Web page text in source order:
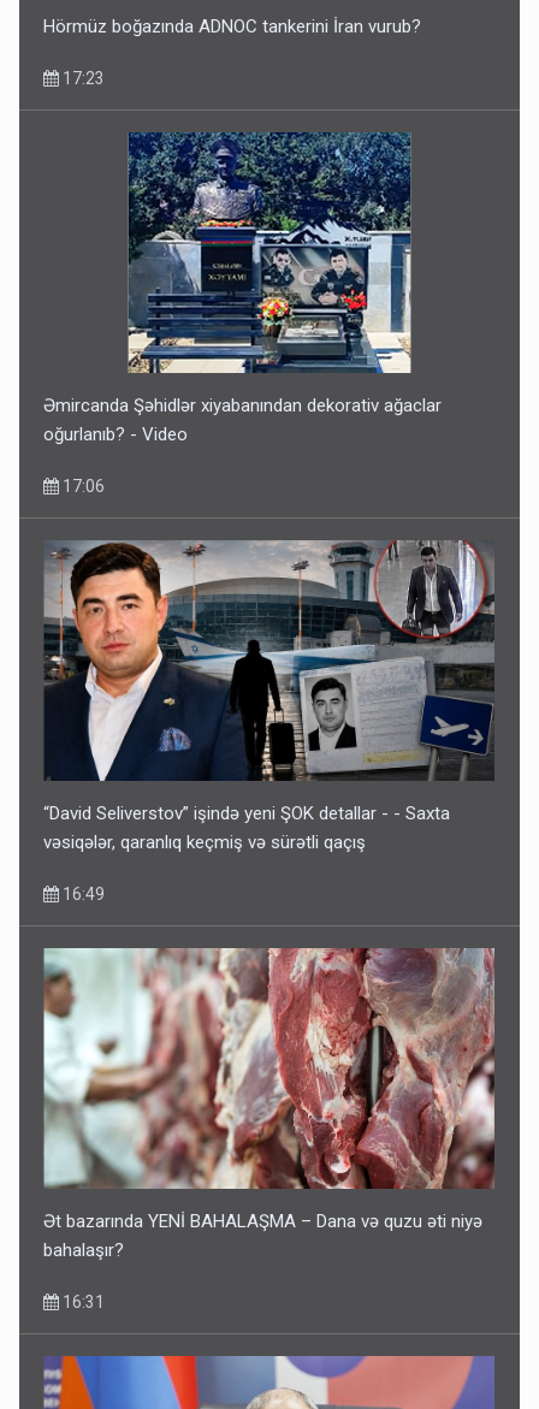
Hörmüz boğazında ADNOC tankerini İran vurub?
17:23
Əmircanda Şəhidlər xiyabanından dekorativ ağaclar
oğurlanıb? - Video
17:06
“David Seliverstov” işində yeni ŞOK detallar - - Saxta
vəsiqələr, qaranlıq keçmiş və sürətli qaçış
16:49
Ət bazarında YENİ BAHALAŞMA – Dana və quzu əti niyə
bahalaşır?
16:31